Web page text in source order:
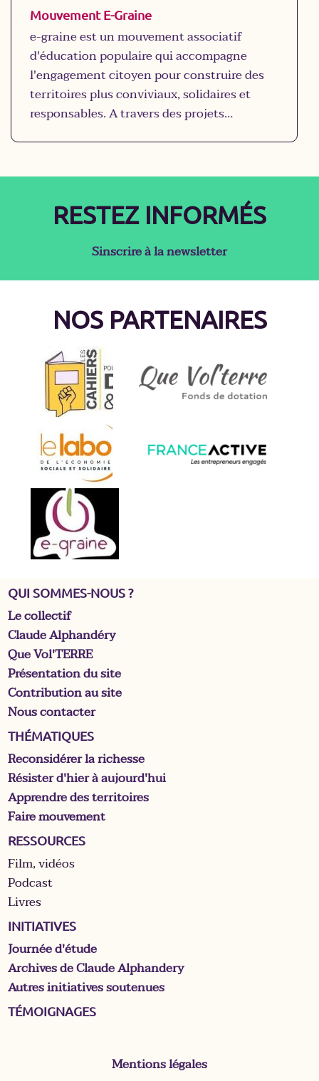
Mouvement E-Graine
e-graine est un mouvement associatif
d'éducation populaire qui accompagne
l'engagement citoyen pour construire des
territoires plus conviviaux, solidaires et
responsables. A travers des projets
devenir acteur·rice du changement.
RESTEZ INFORMÉS
Sinscrire à la newsletter
NOS PARTENAIRES
QUI SOMMES-NOUS ?
Le collectif
Claude Alphandéry
Que Vol'TERRE
Présentation du site
Contribution au site
Nous contacter
THÉMATIQUES
Reconsidérer la richesse
Résister d'hier à aujourd'hui
Apprendre des territoires
Faire mouvement
RESSOURCES
Film, vidéos
Podcast
Livres
INITIATIVES
Journée d'étude
Archives de Claude Alphandery
Autres initiatives soutenues
TÉMOIGNAGES
Mentions légales